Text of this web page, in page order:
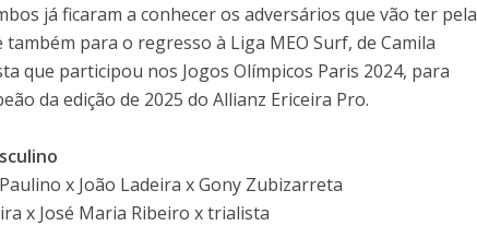
já ficaram a conhecer os adversários que vão ter pela
para o regresso à Liga MEO Surf, de Camila
que participou nos Jogos Olímpicos Paris 2024, para
da edição de 2025 do Allianz Ericeira Pro.
x João Ladeira x Gony Zubizarreta
x José Maria Ribeiro x trialista